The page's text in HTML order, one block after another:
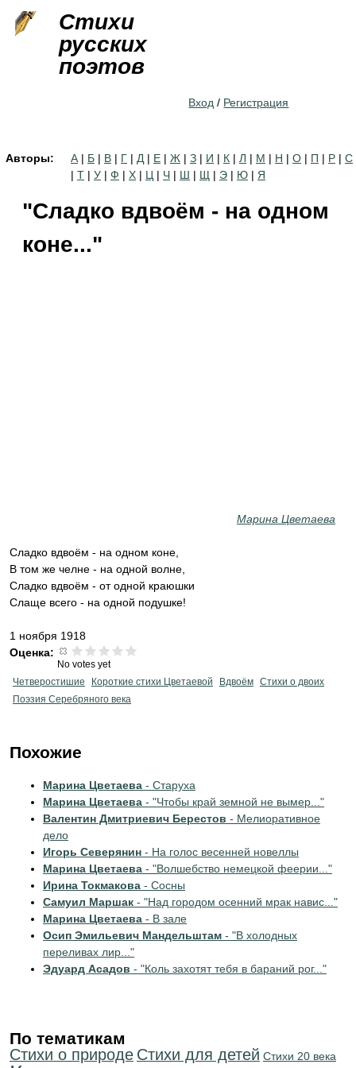
Стихи
русских
поэтов
Вход / Регистрация
Авторы: А | Б | В | Г | Д | Е | Ж | З | И | К | Л | М | Н | О | П | Р | С
| Т | У | Ф | Х | Ц | Ч | Ш | Щ | Э | Ю | Я
"Сладко вдвоём - на одном
коне..."
Марина Цветаева
Сладко вдвоём - на одном коне,
В том же челне - на одной волне,
Сладко вдвоём - от одной краюшки
Слаще всего - на одной подушке!
1 ноября 1918
Оценка:
No votes yet
Четверостишие
Короткие стихи Цветаевой Вдвоём Стихи о двоих
Поэзия Серебряного века
Похожие
Марина Цветаева - Старуха
Марина Цветаева - "Чтобы край земной не вымер..."
Валентин Дмитриевич Берестов - Мелиоративное
дело
Игорь Северянин - На голос весенней новеллы
Марина Цветаева - "Волшебство немецкой феерии..."
Ирина Токмакова - Сосны
Самуил Маршак - "Над городом осенний мрак навис..."
Марина Цветаева - В зале
Осип Эмильевич Мандельштам - "В холодных
переливах лир..."
Эдуард Асадов - "Коль захотят тебя в бараний рог..."
По тематикам
Стихи о природе Стихи для детей Стихи 20 века